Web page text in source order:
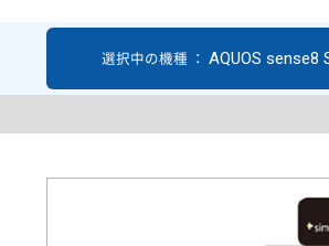
選択中の機種 ： AQUOS sense8